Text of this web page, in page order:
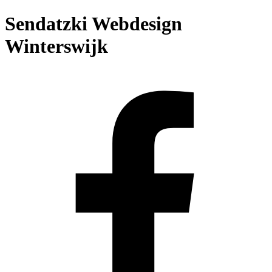
Sendatzki Webdesign
Winterswijk